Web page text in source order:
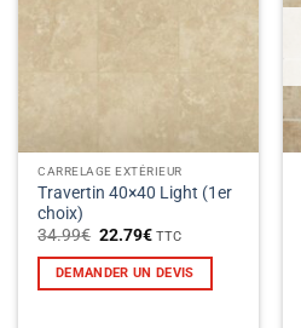
CARRELAGE EXTÉRIEUR
Travertin 40×40 Light (1er
choix)
34.99€ Le
initial
était :
34.99€.
22.79€Le
actuel
est :
22.79€.
TTC
DEMANDER UN DEVIS